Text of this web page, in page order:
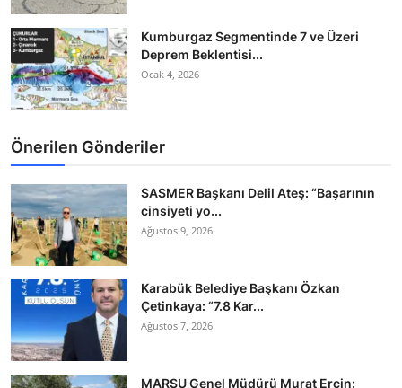
Kumburgaz Segmentinde 7 ve Üzeri
Deprem Beklentisi...
Ocak 4, 2026
Önerilen Gönderiler
SASMER Başkanı Delil Ateş: “Başarının
cinsiyeti yo...
Ağustos 9, 2026
Karabük Belediye Başkanı Özkan
Çetinkaya: “7.8 Kar...
Ağustos 7, 2026
MARSU Genel Müdürü Murat Erçin: